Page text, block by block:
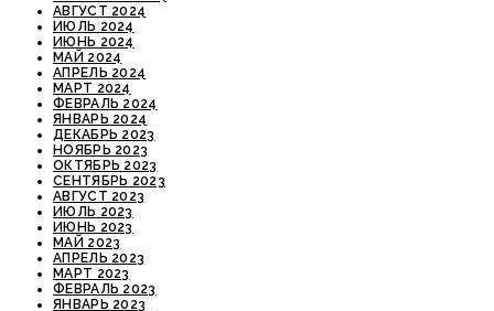
АВГУСТ 2024
ИЮЛЬ 2024
ИЮНЬ 2024
МАЙ 2024
АПРЕЛЬ 2024
МАРТ 2024
ФЕВРАЛЬ 2024
ЯНВАРЬ 2024
ДЕКАБРЬ 2023
НОЯБРЬ 2023
ОКТЯБРЬ 2023
СЕНТЯБРЬ 2023
АВГУСТ 2023
ИЮЛЬ 2023
ИЮНЬ 2023
МАЙ 2023
АПРЕЛЬ 2023
МАРТ 2023
ФЕВРАЛЬ 2023
ЯНВАРЬ 2023